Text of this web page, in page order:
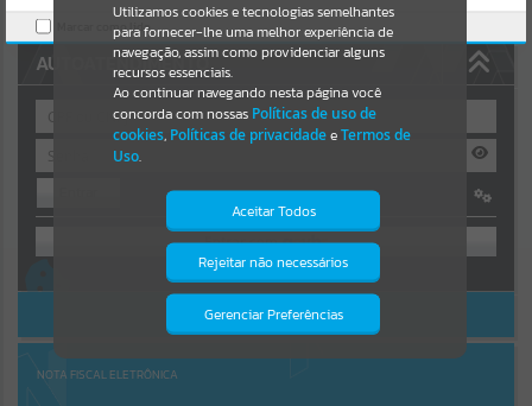
Por favor, aguarde...
NOTÍCIAS
Por favor, aguarde...
Por favor, aguarde...
AUTOATENDIMENTO
OU
Cadastre-se|Recuperar Senha
ACESSAR SEM LOGIN
NOTA FISCAL ELETRÔNICA
Utilizamos cookies e tecnologias semelhantes
para fornecer-lhe uma melhor experiência de
navegação, assim como providenciar alguns
recursos essenciais.
Ao continuar navegando nesta página você
concorda com nossas Políticas de uso de
cookies, Políticas de privacidadeeTermos de
Uso.
Aceitar Todos
Rejeitar não necessários
Gerenciar Preferências
Isto significa que diversos recursos
providenciados poderão não estar
Marcar como lido.
OK